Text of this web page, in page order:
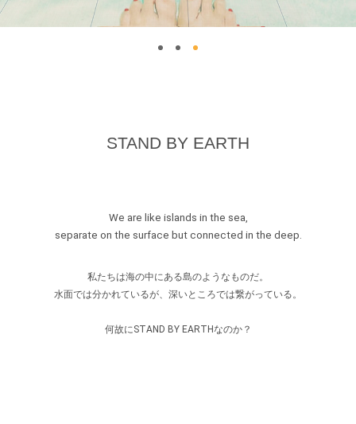
STAND BY EARTH
We are like islands in the sea,
separate on the surface but connected in the deep.
私たちは海の中にある島のようなものだ。
水面では分かれているが、深いところでは繋がっている。
何故にSTAND BY EARTHなのか？